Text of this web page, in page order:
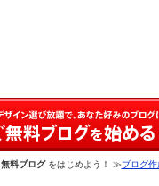
無料ブログをはじめよう！ ≫ブログ作